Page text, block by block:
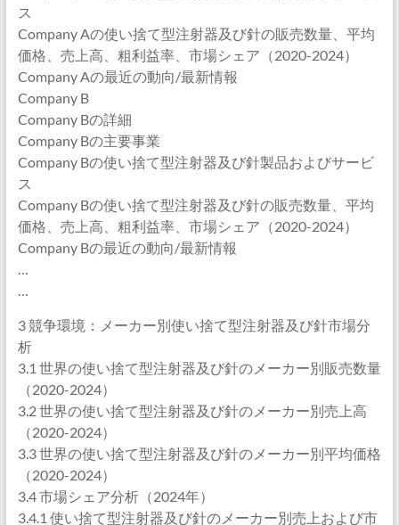
ス
Company Aの使い捨て型注射器及び針の販売数量、平均
価格、売上高、粗利益率、市場シェア（2020-2024）
Company Aの最近の動向/最新情報
Company B
Company Bの詳細
Company Bの主要事業
Company Bの使い捨て型注射器及び針製品およびサービ
ス
Company Bの使い捨て型注射器及び針の販売数量、平均
価格、売上高、粗利益率、市場シェア（2020-2024）
Company Bの最近の動向/最新情報
…
…
3 競争環境：メーカー別使い捨て型注射器及び針市場分
析
3.1 世界の使い捨て型注射器及び針のメーカー別販売数量
（2020-2024）
3.2 世界の使い捨て型注射器及び針のメーカー別売上高
（2020-2024）
3.3 世界の使い捨て型注射器及び針のメーカー別平均価格
（2020-2024）
3.4 市場シェア分析（2024年）
3.4.1 使い捨て型注射器及び針のメーカー別売上および市